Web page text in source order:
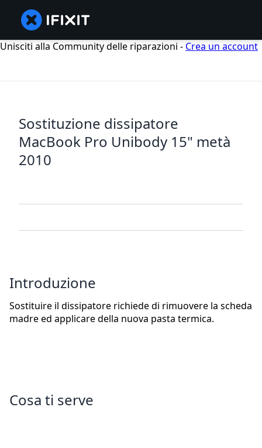
Unisciti alla Community delle riparazioni - Crea un account
Sostituzione dissipatore
MacBook Pro Unibody 15" metà
2010
Introduzione
Sostituire il dissipatore richiede di rimuovere la scheda
madre ed applicare della nuova pasta termica.
Cosa ti serve